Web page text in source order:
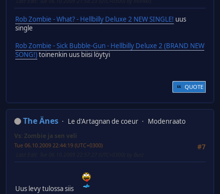
Rob Zombie - What? - Hellbilly Deluxe 2 NEW SINGLE! uus
single
Rob Zombie - Sick Bubble-Gun - Hellbilly Deluxe 2 (BRAND NEW
SONG!)toinenkin uus biisi löytyi
QUOTE
The Änes Le d'Artagnan de coeur Modenraato
Vs: Zombie ja sen veli
#7
Tue 06.10.2009 22:44:19 (UTC+0300)
Uus levy tulossa siis